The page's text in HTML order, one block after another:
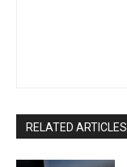
RELATED ARTICLES